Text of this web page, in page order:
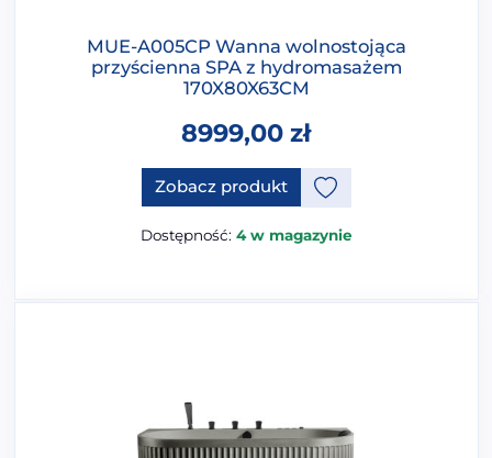
MUE-A005CP Wanna wolnostojąca
przyścienna SPA z hydromasażem
170X80X63CM
8999,00 zł
Zobacz produktTen produkt ma opcje, które
Dostępność: 4 w magazynie